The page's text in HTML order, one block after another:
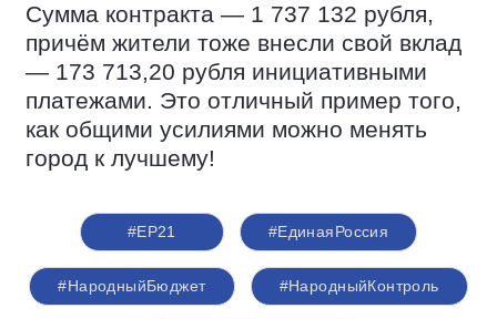
Сумма контракта — 1 737 132 рубля,
причём жители тоже внесли свой вклад
— 173 713,20 рубля инициативными
платежами. Это отличный пример того,
как общими усилиями можно менять
город к лучшему!
#ЕР21 #ЕдинаяРоссия
#НародныйБюджет #НародныйКонтроль